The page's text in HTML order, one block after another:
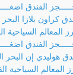
الفندق
كراون بلازا البحر
المعالم السياحية
الفندق
هوليدي إن البحر
المعالم السياحية